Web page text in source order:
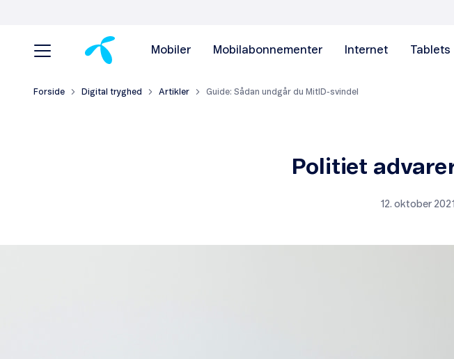
Mobiler Mobilabonnementer Internet Tablets
Forside Digital tryghed Artikler Guide: Sådan undgår du MitID-svindel
Politiet
12. oktober 2021